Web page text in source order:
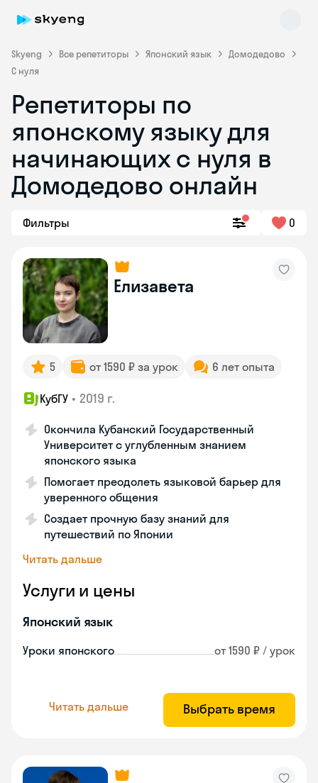
Skyeng Все репетиторы Японский язык
Домодедово
С нуля
Репетиторы по
японскому языку для
начинающих с нуля в
Домодедово онлайн
Фильтры 0
Елизавета
5 от 1590 ₽ за урок 6 лет опыта
КубГУ • 2019 г.
Окончила Кубанский Государственный
Университет с углубленным знанием
японского языка
Помогает преодолеть языковой барьер для
уверенного общения
Создает прочную базу знаний для
путешествий по Японии
Читать дальше
Услуги и цены
Японский язык
Уроки японского от 1590 ₽ / урок
Читать дальше Выбрать время
Skyeng Chat